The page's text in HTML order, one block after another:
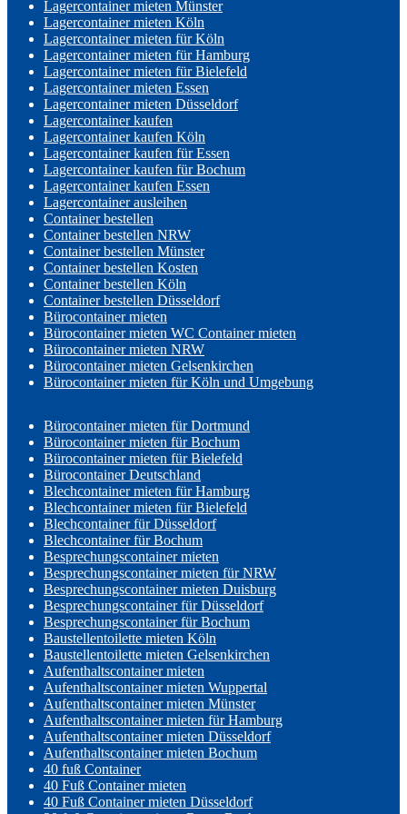
Lagercontainer mieten Münster
Lagercontainer mieten Köln
Lagercontainer mieten für Köln
Lagercontainer mieten für Hamburg
Lagercontainer mieten für Bielefeld
Lagercontainer mieten Essen
Lagercontainer mieten Düsseldorf
Lagercontainer kaufen
Lagercontainer kaufen Köln
Lagercontainer kaufen für Essen
Lagercontainer kaufen für Bochum
Lagercontainer kaufen Essen
Lagercontainer ausleihen
Container bestellen
Container bestellen NRW
Container bestellen Münster
Container bestellen Kosten
Container bestellen Köln
Container bestellen Düsseldorf
Bürocontainer mieten
Bürocontainer mieten WC Container mieten
Bürocontainer mieten NRW
Bürocontainer mieten Gelsenkirchen
Bürocontainer mieten für Köln und Umgebung
Bürocontainer mieten für Dortmund
Bürocontainer mieten für Bochum
Bürocontainer mieten für Bielefeld
Bürocontainer Deutschland
Blechcontainer mieten für Hamburg
Blechcontainer mieten für Bielefeld
Blechcontainer für Düsseldorf
Blechcontainer für Bochum
Besprechungscontainer mieten
Besprechungscontainer mieten für NRW
Besprechungscontainer mieten Duisburg
Besprechungscontainer für Düsseldorf
Besprechungscontainer für Bochum
Baustellentoilette mieten Köln
Baustellentoilette mieten Gelsenkirchen
Aufenthaltscontainer mieten
Aufenthaltscontainer mieten Wuppertal
Aufenthaltscontainer mieten Münster
Aufenthaltscontainer mieten für Hamburg
Aufenthaltscontainer mieten Düsseldorf
Aufenthaltscontainer mieten Bochum
40 fuß Container
40 Fuß Container mieten
40 Fuß Container mieten Düsseldorf